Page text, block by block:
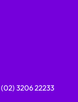
3206 22233